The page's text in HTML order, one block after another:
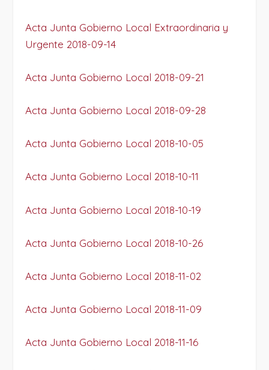
Acta Junta Gobierno Local Extraordinaria y
Urgente 2018-09-14
Acta Junta Gobierno Local 2018-09-21
Acta Junta Gobierno Local 2018-09-28
Acta Junta Gobierno Local 2018-10-05
Acta Junta Gobierno Local 2018-10-11
Acta Junta Gobierno Local 2018-10-19
Acta Junta Gobierno Local 2018-10-26
Acta Junta Gobierno Local 2018-11-02
Acta Junta Gobierno Local 2018-11-09
Acta Junta Gobierno Local 2018-11-16